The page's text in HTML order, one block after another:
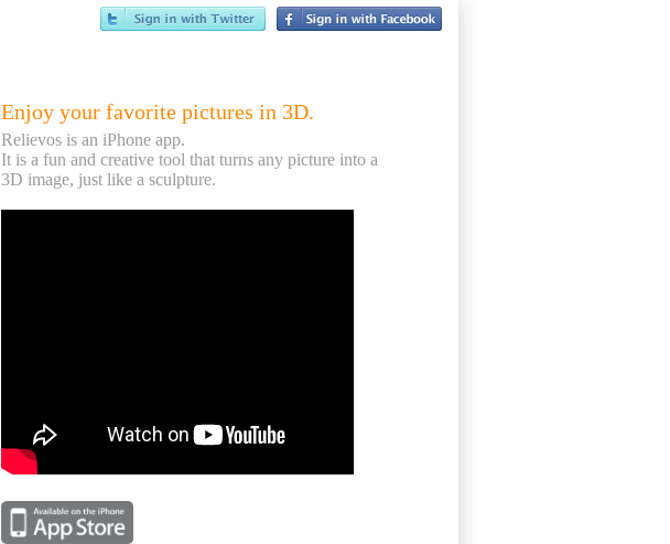
Enjoy your favorite pictures in 3D.
Relievos is an iPhone app.
It is a fun and creative tool that turns any picture into a
3D image, just like a sculpture.